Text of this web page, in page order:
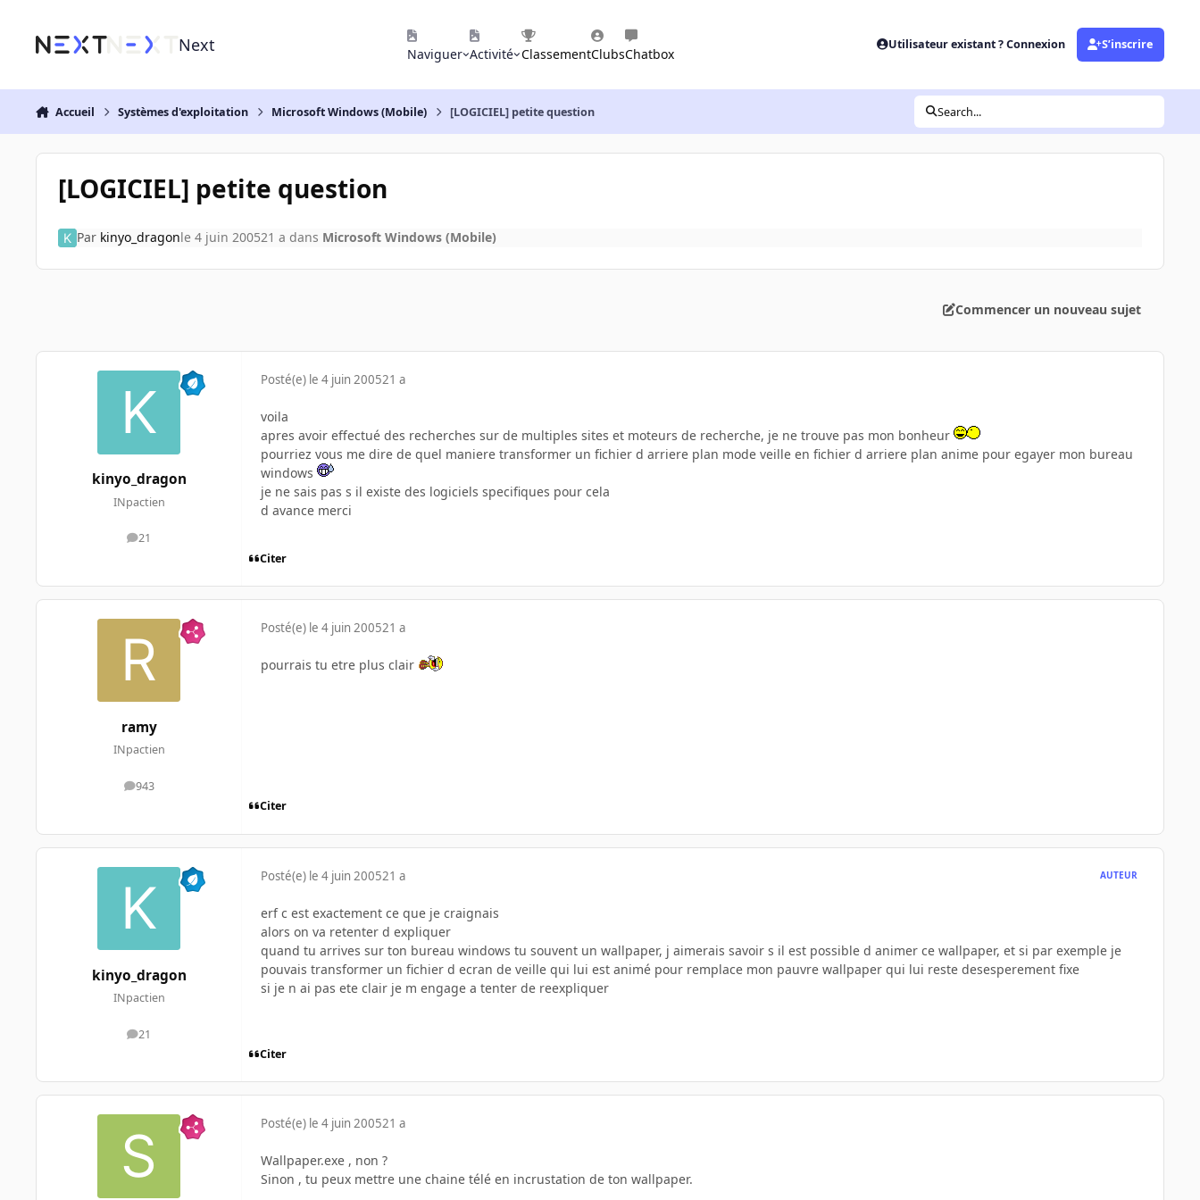
Next Naviguer Activité ClassementClubsChatbox
Utilisateur existant ? Connexion S’inscrire
Accueil Systèmes d'exploitation Microsoft Windows (Mobile) [LOGICIEL] petite question Search...
[LOGICIEL] petite question
Par kinyo_dragonle 4 juin 200521 a dans Microsoft Windows (Mobile)
Commencer un nouveau sujet
kinyo_dragon
INpactien
21
messages
Posté(e) le 4 juin 200521 a
voila
apres avoir effectué des recherches sur de multiples sites et moteurs de recherche, je ne trouve pas mon bonheur
pourriez vous me dire de quel maniere transformer un fichier d arriere plan mode veille en fichier d arriere plan anime pour egayer mon bureau
windows
je ne sais pas s il existe des logiciels specifiques pour cela
d avance merci
Citer
ramy
INpactien
943
messages
Posté(e) le 4 juin 200521 a
pourrais tu etre plus clair
Citer
kinyo_dragon
INpactien
21
messages
Posté(e) le 4 juin 200521 a AUTEUR
erf c est exactement ce que je craignais
alors on va retenter d expliquer
quand tu arrives sur ton bureau windows tu souvent un wallpaper, j aimerais savoir s il est possible d animer ce wallpaper, et si par exemple je
pouvais transformer un fichier d ecran de veille qui lui est animé pour remplace mon pauvre wallpaper qui lui reste desesperement fixe
si je n ai pas ete clair je m engage a tenter de reexpliquer
Citer
Posté(e) le 4 juin 200521 a
Wallpaper.exe , non ?
Sinon , tu peux mettre une chaine télé en incrustation de ton wallpaper.